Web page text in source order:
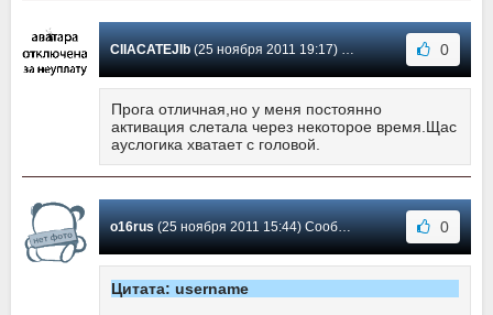
CIIACATEJIb(25 ноября 2011 19:17) Сообщение #5 0
Прога отличная,но у меня постоянно
активация слетала через некоторое время.Щас
ауслогика хватает с головой.
o16rus(25 ноября 2011 15:44) Сообщение #4 0
Цитата: username